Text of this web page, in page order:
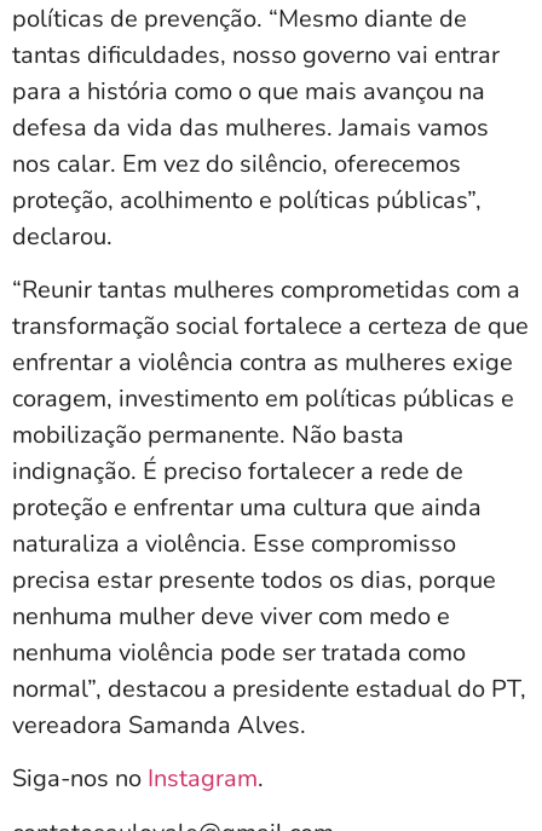
políticas de prevenção. “Mesmo diante de
tantas dificuldades, nosso governo vai entrar
para a história como o que mais avançou na
defesa da vida das mulheres. Jamais vamos
nos calar. Em vez do silêncio, oferecemos
proteção, acolhimento e políticas públicas”,
declarou.
“Reunir tantas mulheres comprometidas com a
transformação social fortalece a certeza de que
enfrentar a violência contra as mulheres exige
coragem, investimento em políticas públicas e
mobilização permanente. Não basta
indignação. É preciso fortalecer a rede de
proteção e enfrentar uma cultura que ainda
naturaliza a violência. Esse compromisso
precisa estar presente todos os dias, porque
nenhuma mulher deve viver com medo e
nenhuma violência pode ser tratada como
normal”, destacou a presidente estadual do PT,
vereadora Samanda Alves.
Siga-nos no Instagram.